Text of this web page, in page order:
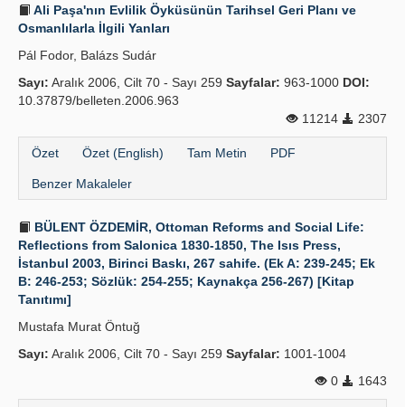
Ali Paşa'nın Evlilik Öyküsünün Tarihsel Geri Planı ve
Osmanlılarla İlgili Yanları
Pál Fodor, Balázs Sudár
Sayı: Aralık 2006, Cilt 70 - Sayı 259 Sayfalar: 963-1000 DOI:
10.37879/belleten.2006.963
11214
2307
Özet Özet (English) Tam Metin PDF
Benzer Makaleler
BÜLENT ÖZDEMİR, Ottoman Reforms and Social Life:
Reflections from Salonica 1830-1850, The Isıs Press,
İstanbul 2003, Birinci Baskı, 267 sahife. (Ek A: 239-245; Ek
B: 246-253; Sözlük: 254-255; Kaynakça 256-267) [Kitap
Tanıtımı]
Mustafa Murat Öntuğ
Sayı: Aralık 2006, Cilt 70 - Sayı 259 Sayfalar: 1001-1004
0
1643